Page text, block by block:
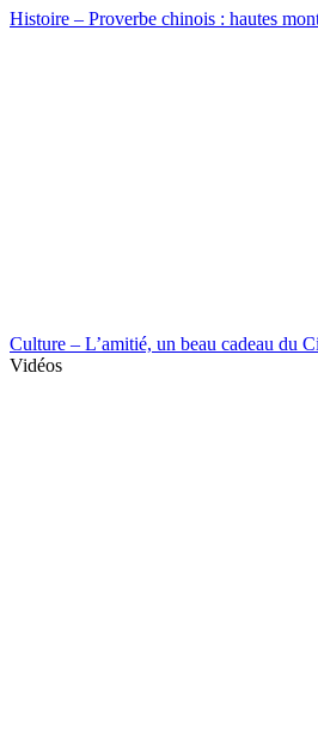
Histoire – Proverbe chinois : hautes
Culture – L’amitié, un beau cadeau du
Vidéos